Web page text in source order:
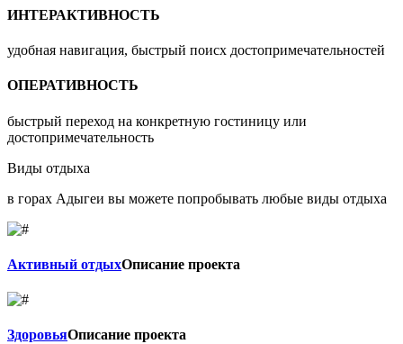
ИНТЕРАКТИВНОСТЬ
удобная навигация, быстрый поисх достопримечательностей
ОПЕРАТИВНОСТЬ
быстрый переход на конкретную гостиницу или
достопримечательность
Виды отдыха
в горах Адыгеи вы можете попробывать любые виды отдыха
Активный отдыхОписание проекта
ЗдоровьяОписание проекта